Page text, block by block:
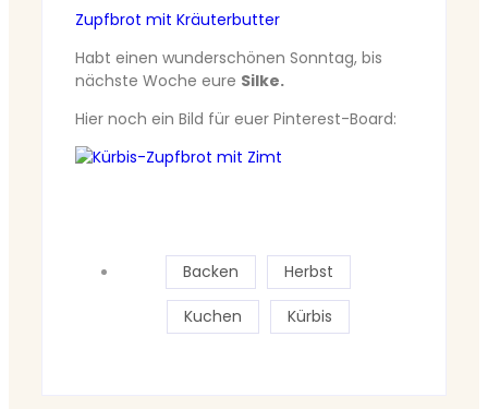
Zupfbrot mit Kräuterbutter
Habt einen wunderschönen Sonntag, bis
nächste Woche eure Silke.
Hier noch ein Bild für euer Pinterest-Board:
Backen Herbst
Kuchen Kürbis